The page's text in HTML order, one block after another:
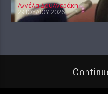
Αγγέλα Δουλγεράκη
29 ΙΟΥΛΊΟΥ 2026